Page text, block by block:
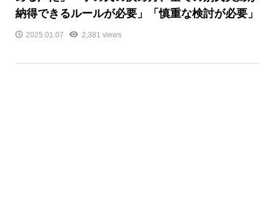
納得できるルールが必要」「慎重な検討が必要」
2025.01.07 2,381 views